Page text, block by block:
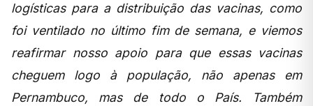
logísticas para a distribuição das vacinas, como
foi ventilado no último fim de semana, e viemos
reafirmar nosso apoio para que essas vacinas
cheguem logo à população, não apenas em
Pernambuco, mas de todo o País. Também